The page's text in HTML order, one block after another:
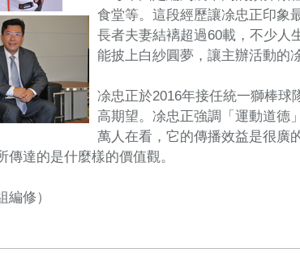
食堂等。這段經歷讓凃忠正印象
長者夫妻結褵超過60載，不少人
能披上白紗圓夢，讓主辦活動的
凃忠正於2016年接任統一獅棒球
高期望。凃忠正強調「運動道德
萬人在看，它的傳播效益是很廣
傳達的是什麼樣的價值觀。
編修）